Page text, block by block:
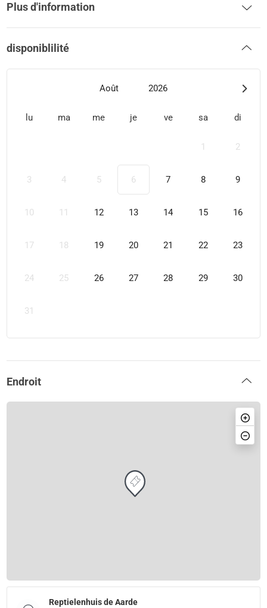
Plus d'information
disponiblilité
Août 2026
lu ma me je ve sa di
1 2
3 4 5 6 7 8 9
10 11 12 13 14 15 16
17 18 19 20 21 22 23
24 25 26 27 28 29 30
31
Endroit
Reptielenhuis de Aarde